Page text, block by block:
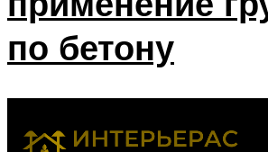
по бетону